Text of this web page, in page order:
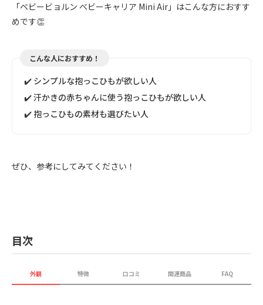
「ベビービョルン ベビーキャリア Mini Air」はこんな方におすす
めです👏
こんな人におすすめ！
✔️ シンプルな抱っこひもが欲しい人
✔️ 汗かきの赤ちゃんに使う抱っこひもが欲しい人
✔️ 抱っこひもの素材も選びたい人
ぜひ、参考にしてみてください！
目次
外観 特徴 口コミ 関連商品 FAQ